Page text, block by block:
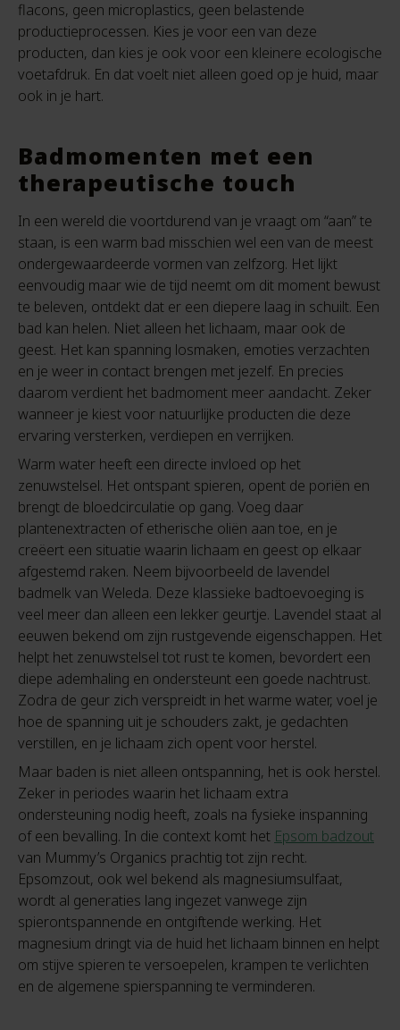
flacons, geen microplastics, geen belastende
productieprocessen. Kies je voor een van deze
producten, dan kies je ook voor een kleinere ecologische
voetafdruk. En dat voelt niet alleen goed op je huid, maar
ook in je hart.
Badmomenten met een
therapeutische touch
In een wereld die voortdurend van je vraagt om “aan” te
staan, is een warm bad misschien wel een van de meest
ondergewaardeerde vormen van zelfzorg. Het lijkt
eenvoudig maar wie de tijd neemt om dit moment bewust
te beleven, ontdekt dat er een diepere laag in schuilt. Een
bad kan helen. Niet alleen het lichaam, maar ook de
geest. Het kan spanning losmaken, emoties verzachten
en je weer in contact brengen met jezelf. En precies
daarom verdient het badmoment meer aandacht. Zeker
wanneer je kiest voor natuurlijke producten die deze
ervaring versterken, verdiepen en verrijken.
Warm water heeft een directe invloed op het
zenuwstelsel. Het ontspant spieren, opent de poriën en
brengt de bloedcirculatie op gang. Voeg daar
plantenextracten of etherische oliën aan toe, en je
creëert een situatie waarin lichaam en geest op elkaar
afgestemd raken. Neem bijvoorbeeld de lavendel
badmelk van Weleda. Deze klassieke badtoevoeging is
veel meer dan alleen een lekker geurtje. Lavendel staat al
eeuwen bekend om zijn rustgevende eigenschappen. Het
helpt het zenuwstelsel tot rust te komen, bevordert een
diepe ademhaling en ondersteunt een goede nachtrust.
Zodra de geur zich verspreidt in het warme water, voel je
hoe de spanning uit je schouders zakt, je gedachten
verstillen, en je lichaam zich opent voor herstel.
Maar baden is niet alleen ontspanning, het is ook herstel.
Zeker in periodes waarin het lichaam extra
ondersteuning nodig heeft, zoals na fysieke inspanning
of een bevalling. In die context komt het Epsom badzout
van Mummy’s Organics prachtig tot zijn recht.
Epsomzout, ook wel bekend als magnesiumsulfaat,
wordt al generaties lang ingezet vanwege zijn
spierontspannende en ontgiftende werking. Het
magnesium dringt via de huid het lichaam binnen en helpt
om stijve spieren te versoepelen, krampen te verlichten
en de algemene spierspanning te verminderen.